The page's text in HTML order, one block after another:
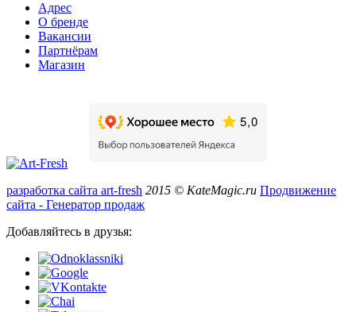
Адрес
О бренде
Вакансии
Партнёрам
Магазин
разработка сайта art-fresh 2015 © KateMagic.ru Продвижение
сайта - Генератор продаж
Добавляйтесь в друзья: